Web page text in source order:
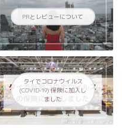
PRとレビューについて
タイでコロナウイルス
(COVID-19) 保険に加入し
ました